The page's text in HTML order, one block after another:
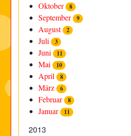
Oktober 8
September 9
August 2
Juli 3
Juni 11
Mai 10
April 8
März 6
Februar 8
Januar 11
2013